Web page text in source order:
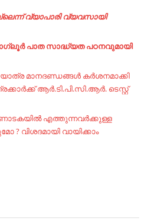
വ്യാപാരി വ്യവസായി
പാത സാദ്ധ്യത പഠനവുമായി
മാനദണ്ഡങ്ങൾ കർശനമാക്കി
ആര്‍.ടി.പി.സി.ആര്‍. ടെസ്റ്റ്
എത്തുന്നവർക്കുള്ള
വിശദമായി വായിക്കാം